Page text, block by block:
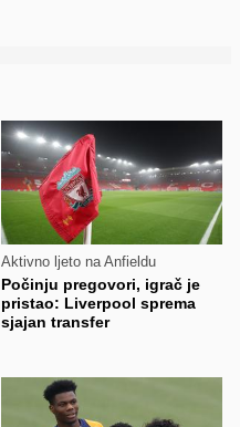
Aktivno ljeto na Anfieldu
Počinju pregovori, igrač je
pristao: Liverpool sprema
sjajan transfer